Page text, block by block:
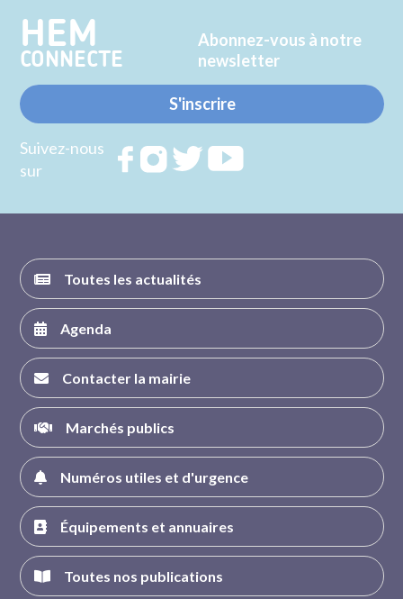
HEM
CONNECTE
Abonnez-vous à notre
newsletter
S'inscrire
Suivez-nous
sur
RejoignezRejoignezRejoignez
Toutes les actualités
Agenda
Contacter la mairie
Marchés publics
Numéros utiles et d'urgence
Équipements et annuaires
Toutes nos publications